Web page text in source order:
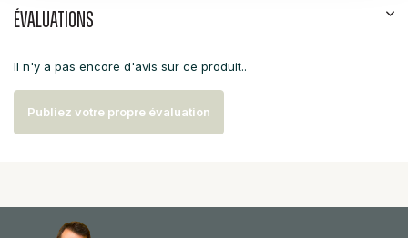
Évaluations
Il n'y a pas encore d'avis sur ce produit..
Publiez votre propre évaluation